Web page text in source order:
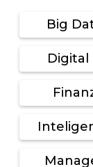
Big
Digital